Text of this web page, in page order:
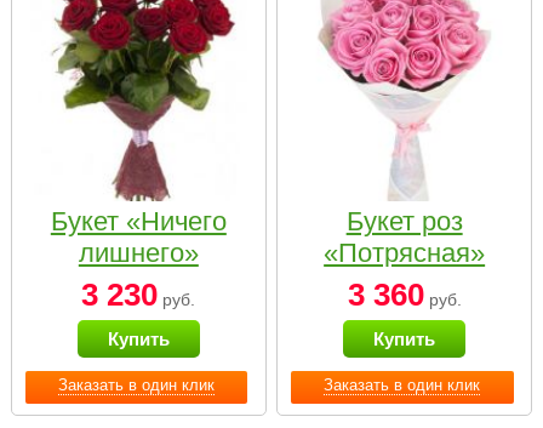
Заказать в один клик
Букет «Ничего
лишнего»
3 230 руб.
Купить
Заказать в один клик
Букет роз
«Потрясная»
3 360руб.
Купить